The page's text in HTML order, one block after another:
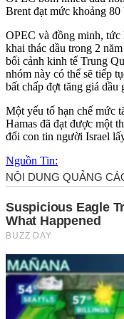
Brent đạt mức khoảng
OPEC và đồng minh, tức
khai thác dầu trong 2
bối cảnh kinh tế Trung
nhóm này có thể sẽ tiếp
bất chấp đợt tăng giá dầu
Một yếu tố hạn chế mức
Hamas đã đạt được một
đổi con tin người Israel
Nguồn Tin: